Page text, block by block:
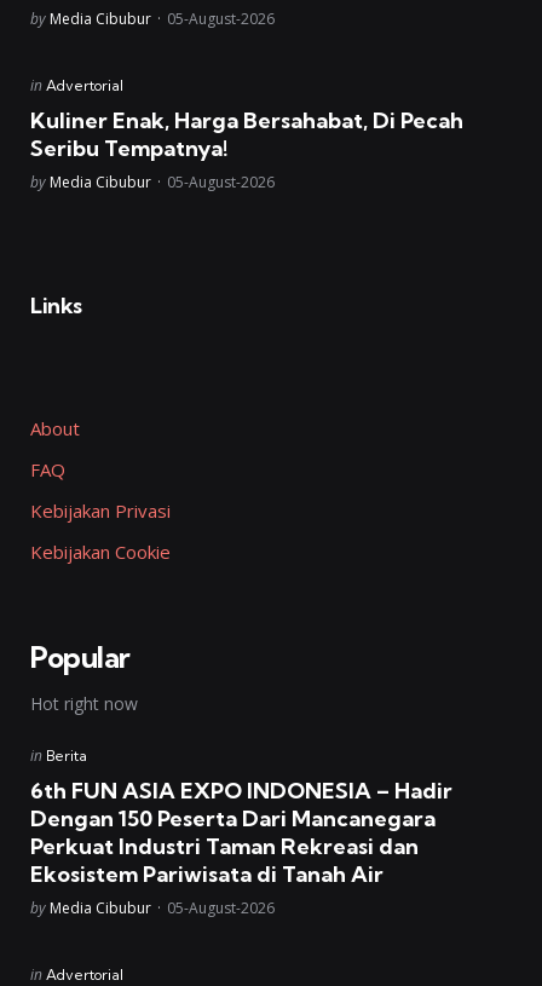
Posted
by Media Cibubur 05-August-2026
Posted
in Advertorial
Kuliner Enak, Harga Bersahabat, Di Pecah
Seribu Tempatnya!
Posted
by Media Cibubur 05-August-2026
Links
About
FAQ
Kebijakan Privasi
Kebijakan Cookie
Popular
Hot right now
Posted
in Berita
6th FUN ASIA EXPO INDONESIA – Hadir
Dengan 150 Peserta Dari Mancanegara
Perkuat Industri Taman Rekreasi dan
Ekosistem Pariwisata di Tanah Air
Posted
by Media Cibubur 05-August-2026
Posted
in Advertorial